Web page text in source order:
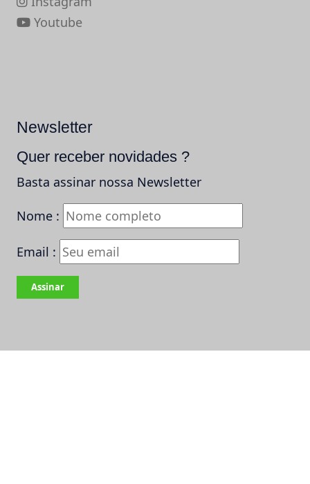
Youtube
Newsletter
Quer receber novidades ?
Basta assinar nossa Newsletter
Nome :
Email :